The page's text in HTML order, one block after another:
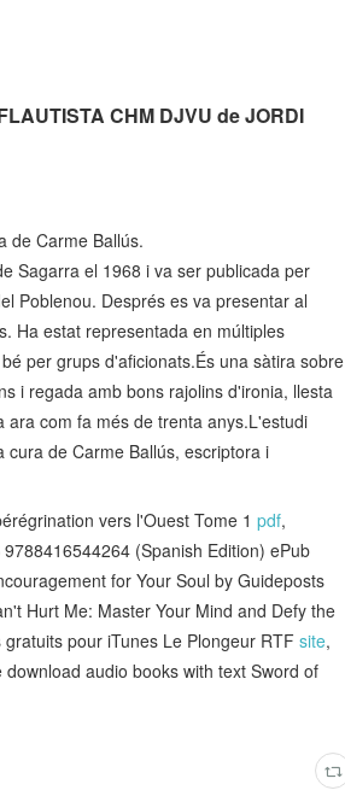
CHM DJVU de JORDI
de Carme Ballús.
Sagarra el 1968 i va ser publicada per
Poblenou. Després es va presentar al
Ha estat representada en múltiples
per grups d'aficionats.És una sàtira sobre
i regada amb bons rajolins d'ironia, llesta
com fa més de trenta anys.L'estudi
de Carme Ballús, escriptora i
vers l'Ouest Tome 1 pdf,
(Spanish Edition) ePub
for Your Soul by Guideposts
Hurt Me: Master Your Mind and Defy the
pour iTunes Le Plongeur RTF site,
download audio books with text Sword of